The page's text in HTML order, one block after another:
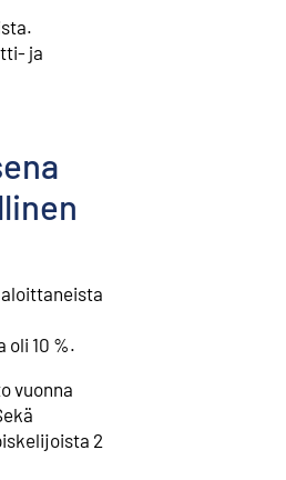
ja
10 %.
vuonna
2